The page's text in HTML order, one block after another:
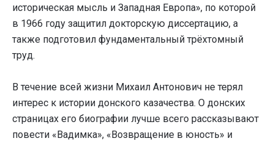
историческая мысль и Западная Европа», по которой
в 1966 году защитил докторскую диссертацию, а
также подготовил фундаментальный трёхтомный
труд.
В течение всей жизни Михаил Антонович не терял
интерес к истории донского казачества. О донских
страницах его биографии лучше всего рассказывают
повести «Вадимка», «Возвращение в юность» и